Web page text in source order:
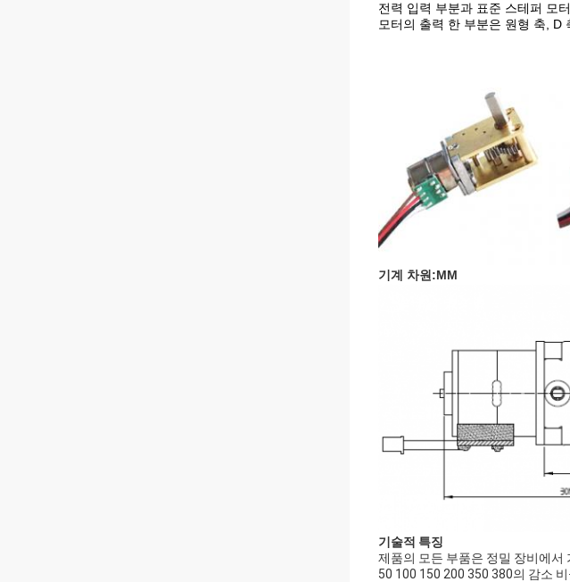
전력 입력 부분과 표준 스테퍼 모
모터의 출력 한 부분은 원형 축, D
기계 차원:MM
기술적 특징
제품의 모든 부품은 정밀 장비에서
50 100 150 200 350 380의 감소